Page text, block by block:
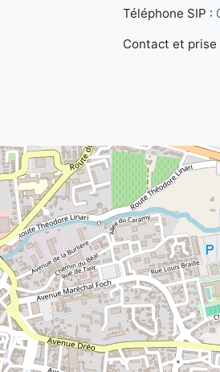
Téléphone SIP :
Contact et prise